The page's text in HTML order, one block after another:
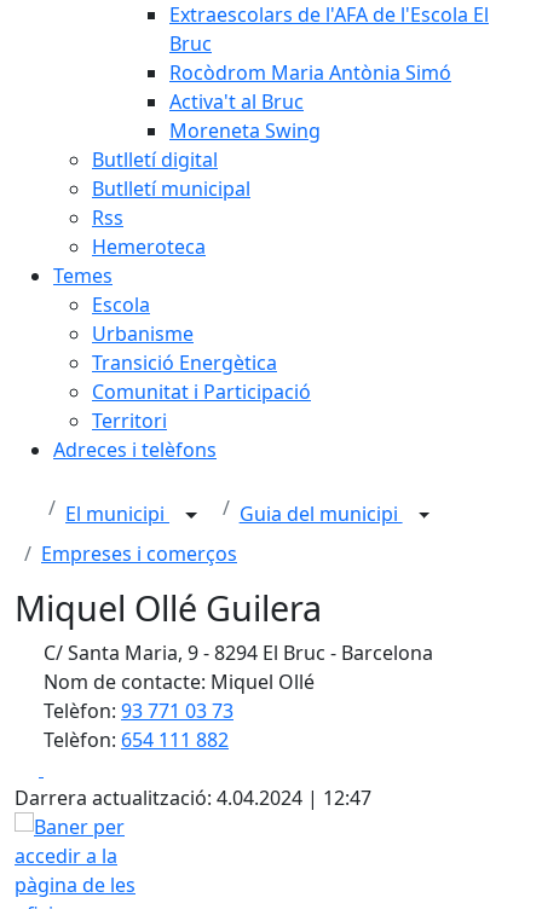
Extraescolars de l'AFA de l'Escola El
Bruc
Rocòdrom Maria Antònia Simó
Activa't al Bruc
Moreneta Swing
Butlletí digital
Butlletí municipal
Rss
Hemeroteca
Temes
Escola
Urbanisme
Transició Energètica
Comunitat i Participació
Territori
Adreces i telèfons
El municipi
Guia del municipi
Empreses i comerços
Miquel Ollé Guilera
C/ Santa Maria, 9 - 8294 El Bruc - Barcelona
Nom de contacte: Miquel Ollé
Telèfon: 93 771 03 73
Telèfon: 654 111 882
Darrera actualització: 4.04.2024 | 12:47